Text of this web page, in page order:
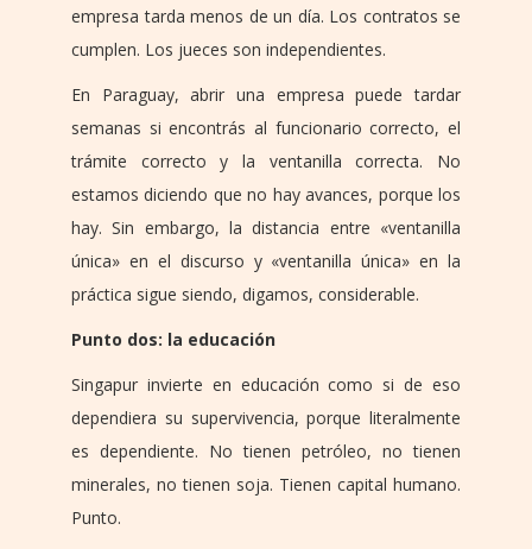
empresa tarda menos de un día. Los contratos se
cumplen. Los jueces son independientes.
En Paraguay, abrir una empresa puede tardar
semanas si encontrás al funcionario correcto, el
trámite correcto y la ventanilla correcta. No
estamos diciendo que no hay avances, porque los
hay. Sin embargo, la distancia entre «ventanilla
única» en el discurso y «ventanilla única» en la
práctica sigue siendo, digamos, considerable.
Punto dos: la educación
Singapur invierte en educación como si de eso
dependiera su supervivencia, porque literalmente
es dependiente. No tienen petróleo, no tienen
minerales, no tienen soja. Tienen capital humano.
Punto.